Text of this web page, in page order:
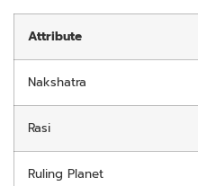
Attribute
Nakshatra
Rasi
Ruling Planet